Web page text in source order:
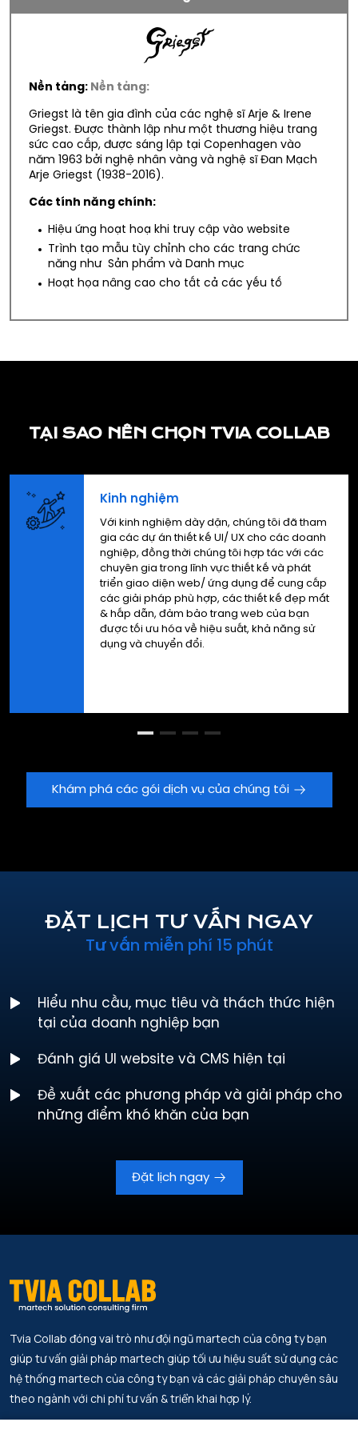
Nền tảng: Nền tảng:
Griegst là tên gia đình của các nghệ sĩ Arje & Irene
Griegst. Được thành lập như một thương hiệu trang
sức cao cấp, được sáng lập tại Copenhagen vào
năm 1963 bởi nghệ nhân vàng và nghệ sĩ Đan Mạch
Arje Griegst (1938-2016).
Các tính năng chính:
Hiệu ứng hoạt hoạ khi truy cập vào website
Trình tạo mẫu tùy chỉnh cho các trang chức
năng như Sản phẩm và Danh mục
Hoạt họa nâng cao cho tất cả các yếu tố
TẠI SAO NÊN CHỌN TVIA COLLAB
Kinh nghiệm
Với kinh nghiệm dày dặn, chúng tôi đã tham
gia các dự án thiết kế UI/ UX cho các doanh
nghiệp, đồng thời chúng tôi hợp tác với các
chuyên gia trong lĩnh vực thiết kế và phát
triển giao diện web/ ứng dụng để cung cấp
các giải pháp phù hợp, các thiết kế đẹp mắt
& hấp dẫn, đảm bảo trang web của bạn
được tối ưu hóa về hiệu suất, khả năng sử
dụng và chuyển đổi.
Khám phá các gói dịch vụ của chúng tôi
ĐẶT LỊCH TƯ VẤN NGAY
Tư vấn miễn phí 15 phút
Hiểu nhu cầu, mục tiêu và thách thức hiện
tại của doanh nghiệp bạn
Đánh giá UI website và CMS hiện tại
Đề xuất các phương pháp và giải pháp cho
những điểm khó khăn của bạn
Đặt lịch ngay
Tvia Collab đóng vai trò như đội ngũ martech của công ty bạn
giúp tư vấn giải pháp martech giúp tối ưu hiệu suất sử dụng các
hệ thống martech của công ty bạn và các giải pháp chuyên sâu
theo ngành với chi phí tư vấn & triển khai hợp lý.